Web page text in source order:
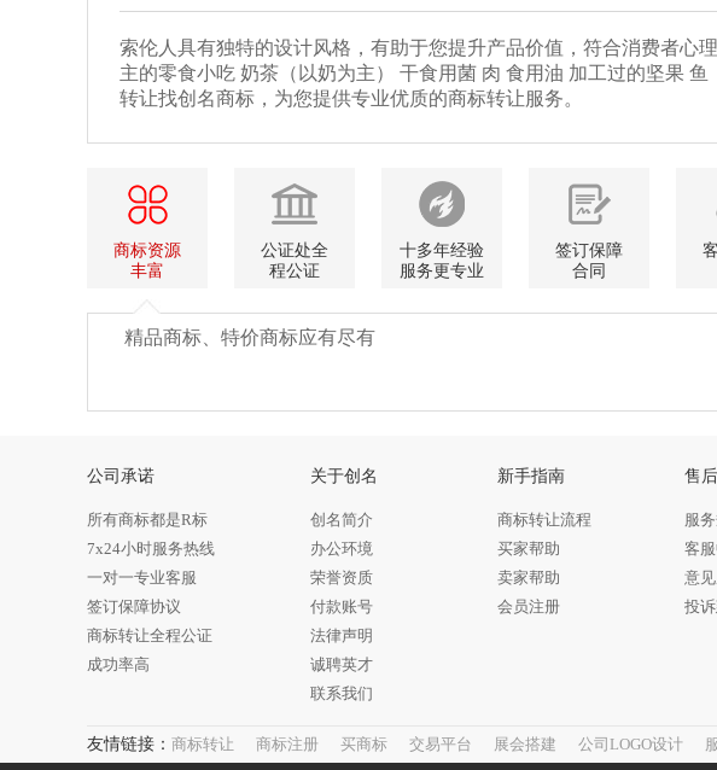
索伦人具有独特的设计风格，有助于您提升产品价值，符合消费者心
主的零食小吃 奶茶（以奶为主） 干食用菌 肉 食用油 加工过的坚果
转让找创名商标，为您提供专业优质的商标转让服务。
商标资源
丰富
公证处全
程公证
十多年经验
服务更专业
签订保障
合同
精品商标、特价商标应有尽有
公司承诺
所有商标都是R标
7x24小时服务热线
一对一专业客服
签订保障协议
商标转让全程公证
成功率高
关于创名
创名简介
办公环境
荣誉资质
付款账号
法律声明
诚聘英才
联系我们
新手指南
商标转让流程
买家帮助
卖家帮助
会员注册
售
服
客
意
投
友情链接： 商标转让 商标注册 买商标 交易平台 展会搭建 公司LOGO设计